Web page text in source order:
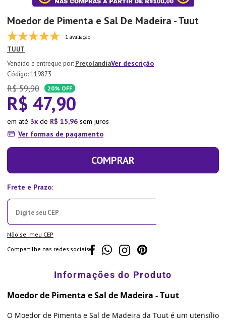
Moedor de Pimenta e Sal De Madeira - Tuut
1 avaliação
TUUT
PreçolandiaVer descrição
:119873
R$ 59,90 20% OFF
R$ 47,90
em até 3 de R$ 15,96 sem juros
Ver formas de pagamento
COMPRAR
Não sei meu CEP
Compartilhe nas redes sociais
Moedor de Pimenta e Sal de Madeira - Tuut
O Moedor de Pimenta e Sal de Madeira da Tuut é um utensílio
Lixeira
10º Panela Pressão